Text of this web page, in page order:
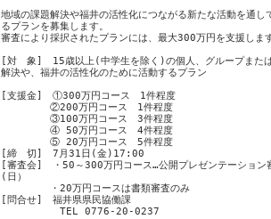
地域の課題解決や福井の活性化につながる新たな活動を通
るプランを募集します。
審査により採択されたプランには、最大300万円を支援しま
[対 象] 15歳以上(中学生を除く)の個人、グループまた
解決や、福井の活性化のために活動するプラン
[支援金] ①300万円コース 1件程度
②200万円コース 1件程度
③100万円コース 3件程度
④ 50万円コース 4件程度
⑤ 20万円コース 5件程度
[締 切] 7月31日(金)17:00
[審査会] ・50～300万円コース…公開プレゼンテーショ
(日）
・20万円コースは書類審査のみ
[問合せ] 福井県県民協働課
TEL 0776-20-0237